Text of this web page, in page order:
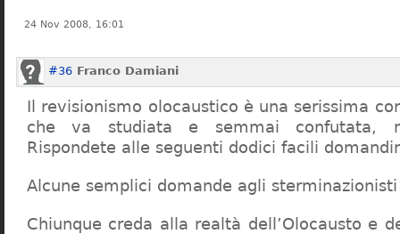
24 Nov 2008, 16:01
#36 Franco Damiani
Il revisionismo olocaustico è una serissima
che va studiata e semmai confutata,
Rispondete alle seguenti dodici facili
Alcune semplici domande agli sterminazionisti
Chiunque creda alla realtà dell’Olocausto e